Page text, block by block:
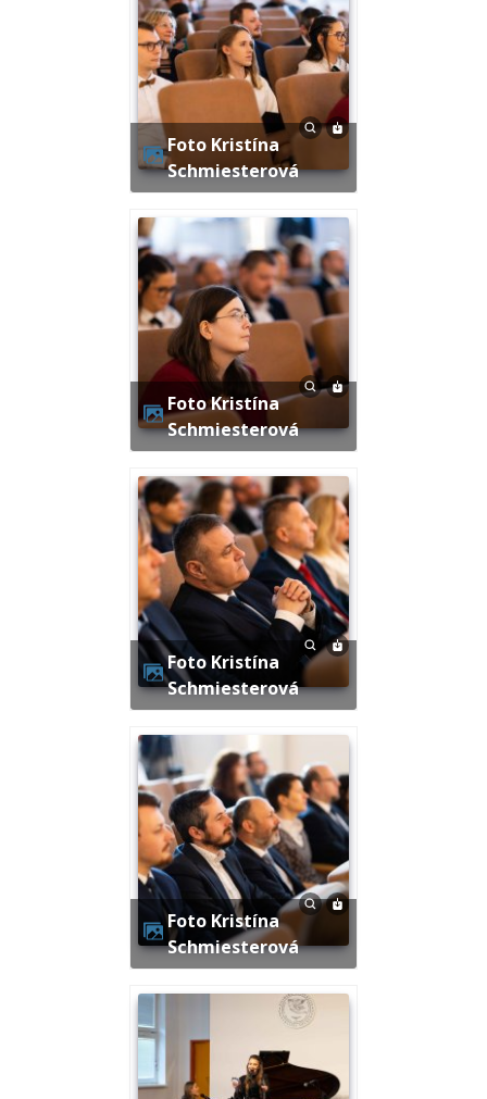
Foto Kristína
Schmiesterová
Foto Kristína
Schmiesterová
Foto Kristína
Schmiesterová
Foto Kristína
Schmiesterová